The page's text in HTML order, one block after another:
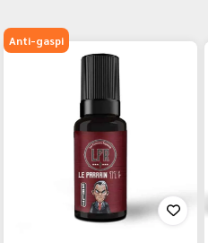
Anti-gaspi